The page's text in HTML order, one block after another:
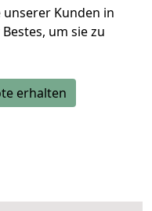
Kunden in
um sie zu
erhalten